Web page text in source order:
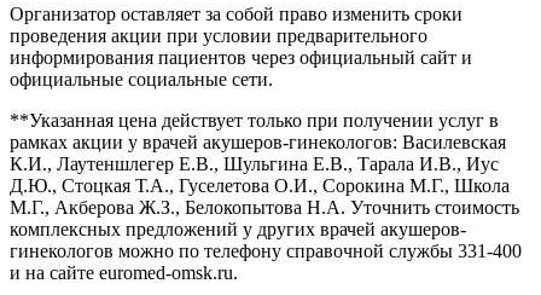
Организатор оставляет за собой право изменить сроки
проведения акции при условии предварительного
информирования пациентов через официальный сайт и
официальные социальные сети.
**Указанная цена действует только при получении услуг в
рамках акции у врачей акушеров-гинекологов: Василевская
К.И., Лаутеншлегер Е.В., Шульгина Е.В., Тарала И.В., Иус
Д.Ю., Стоцкая Т.А., Гуселетова О.И., Сорокина М.Г., Школа
М.Г., Акберова Ж.З., Белокопытова Н.А. Уточнить стоимость
комплексных предложений у других врачей акушеров-
гинекологов можно по телефону справочной службы 331-400
и на сайте euromed-omsk.ru.